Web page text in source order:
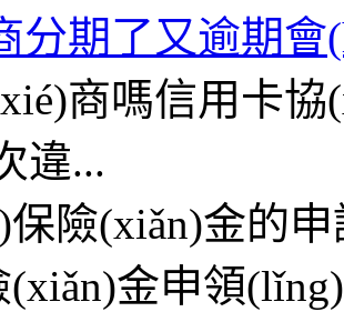
分期了又逾期會
商嗎信用卡
違...
保險(xiǎn)金的
(xiǎn)金申領